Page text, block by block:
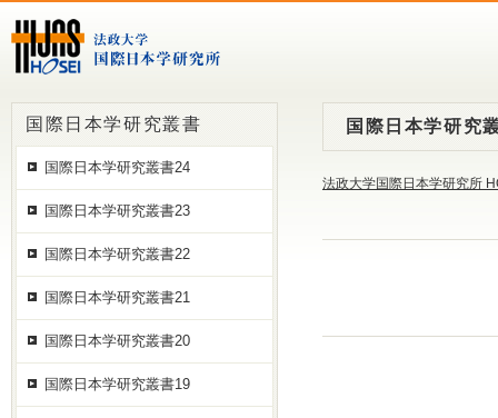
国際日本学研究
法政大学国際日本学研究所
国際日本学研究叢書
国際日本学研究叢書24
国際日本学研究叢書23
国際日本学研究叢書22
国際日本学研究叢書21
国際日本学研究叢書20
国際日本学研究叢書19